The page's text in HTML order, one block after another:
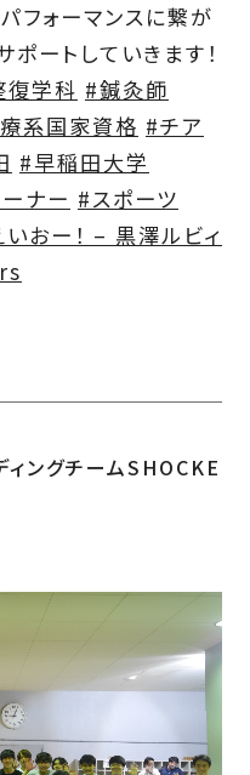
フォーマンスに繋が
ポートしていきます！
復学科 #鍼灸師
系国家資格 #チア
#早稲田大学
ナー #スポーツ
おー！ – 黒澤ルビィ
ングチームSHOCKE